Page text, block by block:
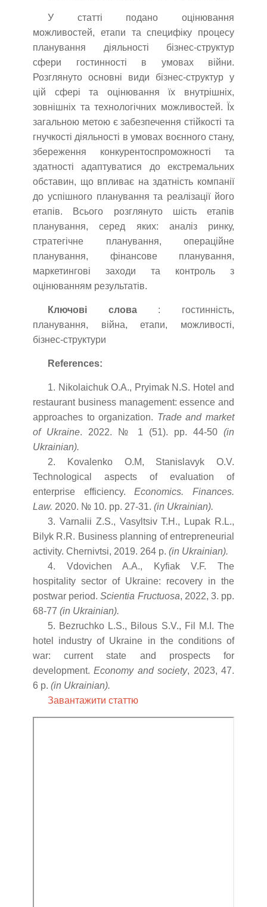
У статті подано оцінювання
можливостей, етапи та специфіку процесу
планування діяльності бізнес-структур
сфери гостинності в умовах війни.
Розглянуто основні види бізнес-структур у
цій сфері та оцінювання їх внутрішніх,
зовнішніх та технологічних можливостей. Їх
загальною метою є забезпечення стійкості та
гнучкості діяльності в умовах воєнного стану,
збереження конкурентоспроможності та
здатності адаптуватися до екстремальних
обставин, що впливає на здатність компанії
до успішного планування та реалізації його
етапів. Всього розглянуто шість етапів
планування, серед яких: аналіз ринку,
стратегічне планування, операційне
планування, фінансове планування,
маркетингові заходи та контроль з
оцінюванням результатів.
Ключові слова: гостинність,
планування, війна, етапи, можливості,
бізнес-структури
References:
1. Nikolaichuk O.A., Pryimak N.S. Hotel and
restaurant business management: essence and
approaches to organization. Trade and market
of Ukraine. 2022. № 1 (51). рр. 44-50 (in
Ukrainian).
2. Kovalenko O.M, Stanislavyk O.V.
Technological aspects of evaluation of
enterprise efficiency.Economics. Finances.
Law. 2020. № 10. рр. 27-31. (in Ukrainian).
3. Varnalii Z.S., Vasyltsiv T.H., Lupak R.L.,
Bilyk R.R. Business planning of entrepreneurial
activity. Chernivtsi, 2019. 264 p. (in Ukrainian).
4. Vdovichen A.A., Kyfiak V.F. The
hospitality sector of Ukraine: recovery in the
postwar period.Scientia Fructuosa, 2022, 3. рр.
68-77 (in Ukrainian).
5. Bezruchko L.S., Bilous S.V., Fil M.I. The
hotel industry of Ukraine in the conditions of
war: current state and prospects for
development.Economy and society, 2023, 47.
6 p. (in Ukrainian).
Завантажити статтю